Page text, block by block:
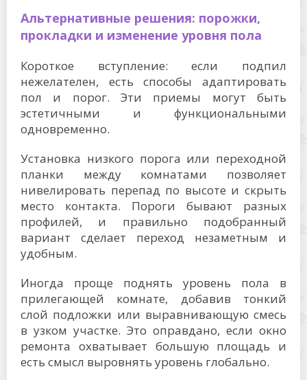
Альтернативные решения: порожки,
прокладки и изменение уровня пола
Короткое вступление: если подпил
нежелателен, есть способы адаптировать
пол и порог. Эти приемы могут быть
эстетичными и функциональными
одновременно.
Установка низкого порога или переходной
планки между комнатами позволяет
нивелировать перепад по высоте и скрыть
место контакта. Пороги бывают разных
профилей, и правильно подобранный
вариант сделает переход незаметным и
удобным.
Иногда проще поднять уровень пола в
прилегающей комнате, добавив тонкий
слой подложки или выравнивающую смесь
в узком участке. Это оправдано, если окно
ремонта охватывает большую площадь и
есть смысл выровнять уровень глобально.